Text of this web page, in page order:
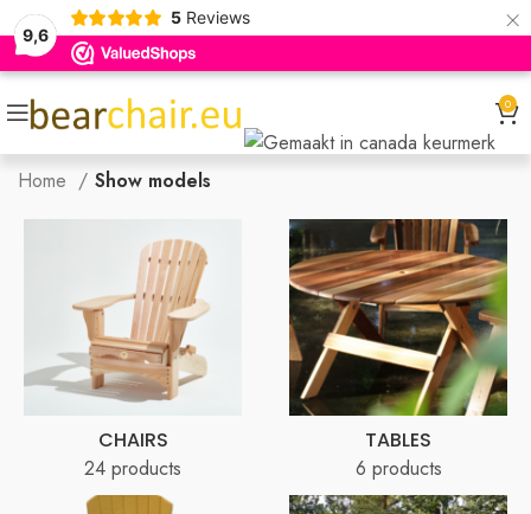
9,6
5 Reviews ×
0
Home Show models
CHAIRS
24 products
TABLES
6 products